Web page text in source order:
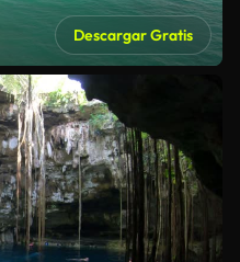
Descargar Gratis